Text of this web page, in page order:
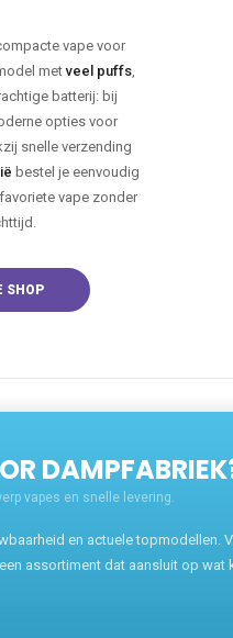
vape voor
metveel puffs,
batterij: bij
opties voor
snelle verzending
bestel je eenvoudig
vape zonder
SHOP
vapes en snelle levering.
en actuele topmodellen.
assortiment dat aansluit op wat